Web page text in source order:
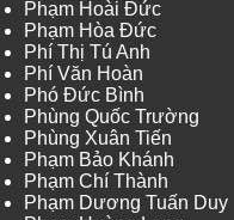
Phạm Hoài Đức
Phạm Hòa Đức
Phí Thị Tú Anh
Phí Văn Hoàn
Phó Đức Bình
Phùng Quốc Trường
Phùng Xuân Tiến
Phạm Bảo Khánh
Phạm Chí Thành
Phạm Dương Tuấn Duy